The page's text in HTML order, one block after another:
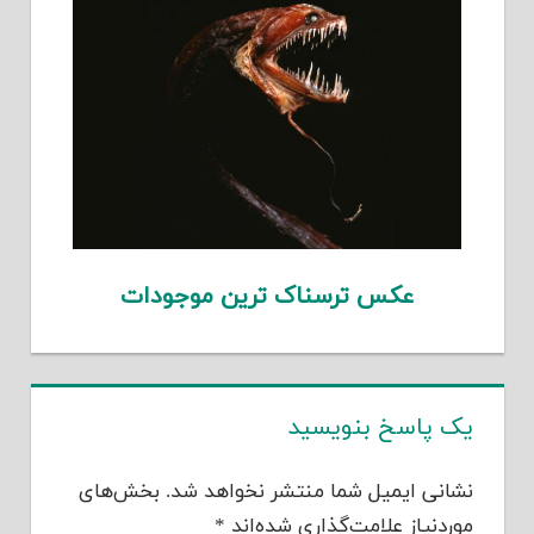
عکس ترسناک ترین موجودات
یک پاسخ بنویسید
نشانی ایمیل شما منتشر نخواهد شد. بخش‌های
موردنیاز علامت‌گذاری شده‌اند *